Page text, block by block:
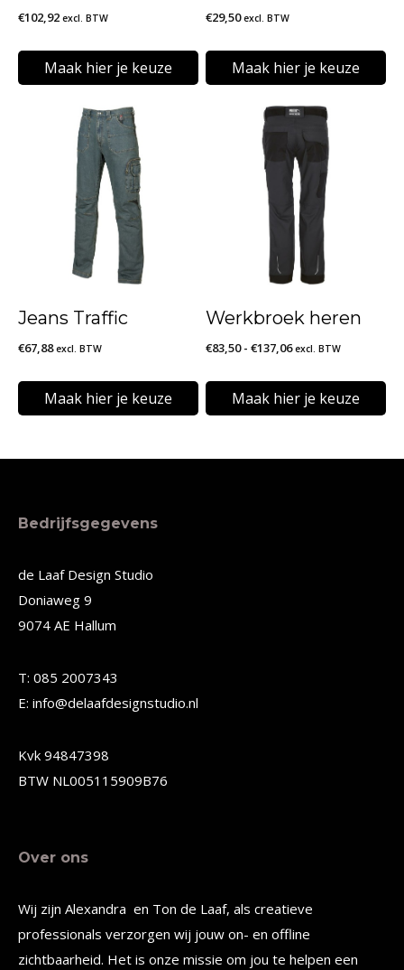
€102,92 excl. BTW
Maak hier je keuze
variaties.
gekozen
worden
op
de
€29,50 excl. BTW
Maak hier je keuze
meerdere
gekozen
worden
op
de
Jeans Traffic
€67,88 excl. BTW
Maak hier je keuze
product
meerdere
Deze
optie
kan
worden
de
productpagina
Werkbroek heren
€83,50 - €137,06Prijsklasse:
tot
€137,06
excl. BTW
Maak hier je keuze
product
Bedrijfsgegevens
de Laaf Design Studio
Doniaweg 9
9074 AE Hallum
T: 085 2007343
E: info@delaafdesignstudio.nl
Kvk 94847398
BTW NL005115909B76
Over ons
Wij zijn Alexandra en Ton de Laaf, als creatieve
professionals verzorgen wij jouw on- en offline
zichtbaarheid. Het is onze missie om jou te helpen een